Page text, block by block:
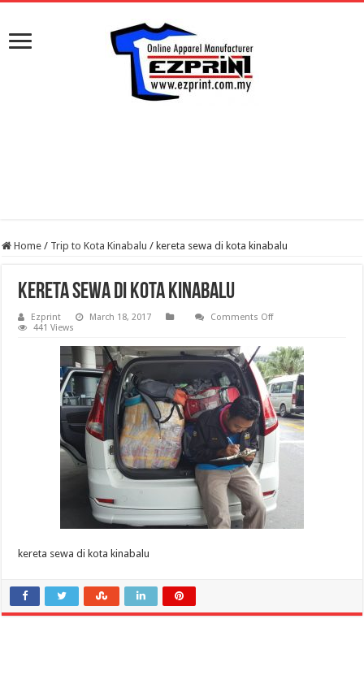
Home / Trip to Kota Kinabalu / kereta sewa di kota kinabalu
kereta sewa di kota kinabalu
Ezprint March 18, 2017 Comments Offon
di
kota
kinabalu
441 Views
kereta sewa di kota kinabalu